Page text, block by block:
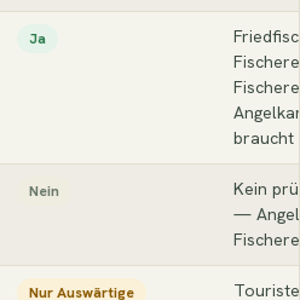
Ja
braucht
Nein
Kein
—
Nur Auswärtige